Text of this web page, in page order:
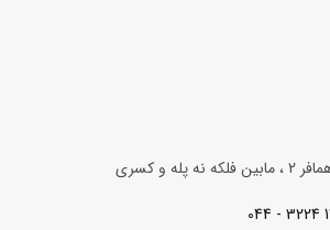
و کسری